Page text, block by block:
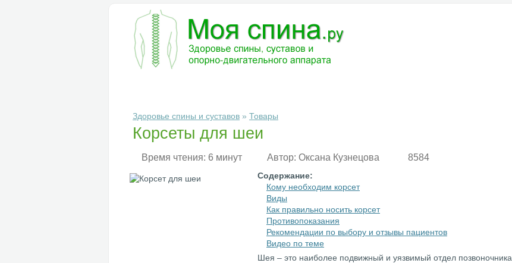
Здоровье спины и суставов » Товары
Корсеты для шеи
Время чтения: 6 минут Автор: Оксана Кузнецова 8584
Содержание:
Кому необходим корсет
Виды
Как правильно носить корсет
Противопоказания
Рекомендации по выбору и отзывы пациентов
Видео по теме
Шея – это наиболее подвижный и уязвимый отдел позвоночника.